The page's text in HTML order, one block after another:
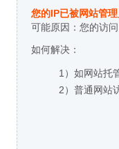
您的IP已被网站管
可能原因：您的访
如何解决：
1）如网站托
2）普通网站